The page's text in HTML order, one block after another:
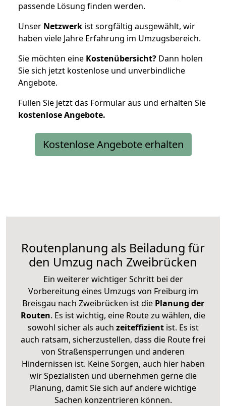
passende Lösung finden werden.
Unser Netzwerk ist sorgfältig ausgewählt, wir
haben viele Jahre Erfahrung im Umzugsbereich.
Sie möchten eine Kostenübersicht? Dann holen
Sie sich jetzt kostenlose und unverbindliche
Angebote.
Füllen Sie jetzt das Formular aus und erhalten Sie
kostenloseAngebote.
Kostenlose Angebote erhalten
Routenplanung als Beiladung für
den Umzug nach Zweibrücken
Ein weiterer wichtiger Schritt bei der
Vorbereitung eines Umzugs von Freiburg im
Breisgau nach Zweibrücken ist diePlanung der
Routen. Es ist wichtig, eine Route zu wählen, die
sowohl sicher als auch zeiteffizientist. Es ist
auch ratsam, sicherzustellen, dass die Route frei
von Straßensperrungen und anderen
Hindernissen ist. Keine Sorgen, auch hier haben
wir Spezialisten und übernehmen gerne die
Planung, damit Sie sich auf andere wichtige
Sachen konzentrieren können.